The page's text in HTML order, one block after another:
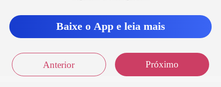
Baixe o App e leia mais
Anterior Próximo